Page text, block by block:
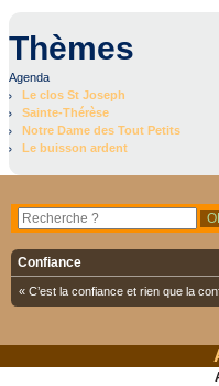
Thèmes
Agenda
Le clos St Joseph
Sainte-Thérèse
Notre Dame des Tout Petits
Le buisson ardent
Confiance
« C’est la confiance et rien que la